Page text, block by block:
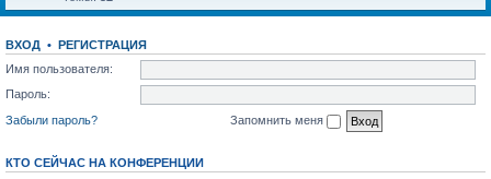
ВХОД • РЕГИСТРАЦИЯ
Имя пользователя:
Пароль:
Забыли пароль?
Запомнить меня
КТО СЕЙЧАС НА КОНФЕРЕНЦИИ